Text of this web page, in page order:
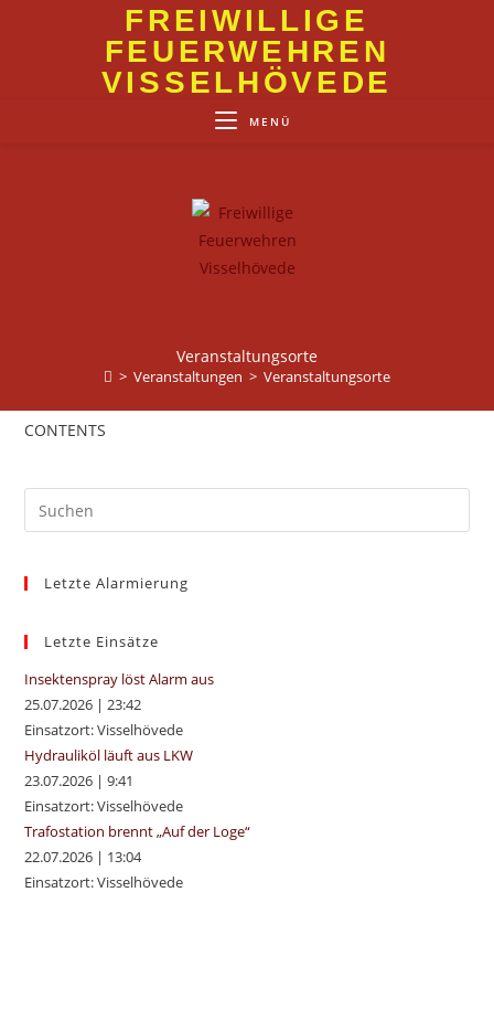
FREIWILLIGE
FEUERWEHREN
VISSELHÖVEDE
MENÜ
Veranstaltungsorte
> Veranstaltungen > Veranstaltungsorte
CONTENTS
Letzte Alarmierung
Letzte Einsätze
Insektenspray löst Alarm aus
25.07.2026 |23:42
Einsatzort: Visselhövede
Hydrauliköl läuft aus LKW
23.07.2026 |9:41
Einsatzort: Visselhövede
Trafostation brennt „Auf der Loge“
22.07.2026 | 13:04
Einsatzort: Visselhövede